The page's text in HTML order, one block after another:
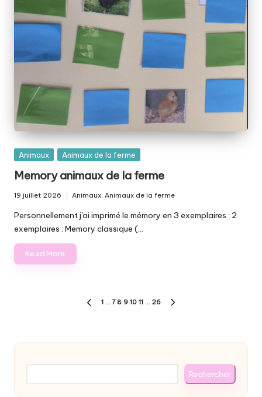
Posted
Animaux Animaux de la ferme
Memory animaux de la ferme
19 juillet 2026
in
Animaux,Animaux de la ferme
Personnellement j'ai imprimé le mémory en 3 exemplaires : 2
exemplaires : Memory classique (…
Read More
Pagination
publications
PREVIOUS
1 … 7 8 9 10 11 … 26
Rechercher
Rechercher